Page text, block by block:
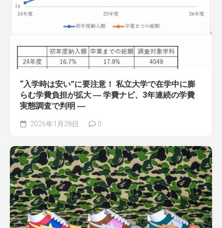
“入学時は安い”に要注意！ 私立大学で在学中に膨
らむ学費負担が拡大 ― 学費ナビ、3年連続の学費
実態調査で判明 ―
2026年1月28日 0